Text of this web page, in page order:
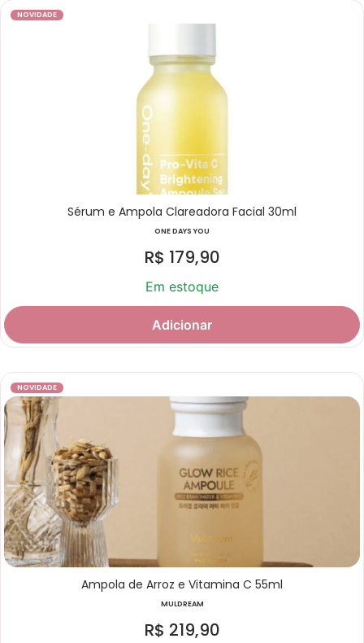
NOVIDADE
Sérum e Ampola Clareadora Facial 30ml
ONE DAYS YOU
R$ 179,90
Em estoque
Adicionar
NOVIDADE
Ampola de Arroz e Vitamina C 55ml
MULDREAM
R$ 219,90